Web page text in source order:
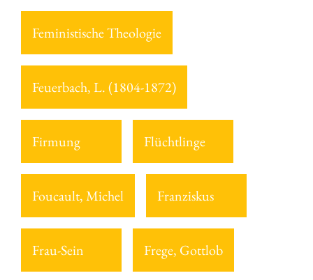
Feministische Theologie
Feuerbach, L. (1804-1872)
Firmung Flüchtlinge
Foucault, Michel Franziskus
Frau-Sein Frege, Gottlob